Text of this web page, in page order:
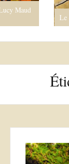
Mercier